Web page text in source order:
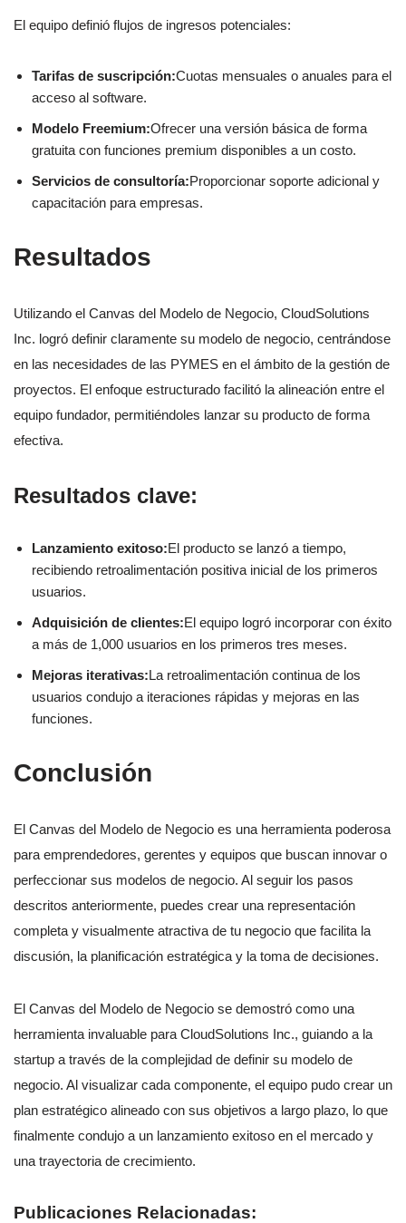
El equipo definió flujos de ingresos potenciales:
Tarifas de suscripción:Cuotas mensuales o anuales para el
acceso al software.
Modelo Freemium:Ofrecer una versión básica de forma
gratuita con funciones premium disponibles a un costo.
Servicios de consultoría:Proporcionar soporte adicional y
capacitación para empresas.
Resultados
Utilizando el Canvas del Modelo de Negocio, CloudSolutions
Inc. logró definir claramente su modelo de negocio, centrándose
en las necesidades de las PYMES en el ámbito de la gestión de
proyectos. El enfoque estructurado facilitó la alineación entre el
equipo fundador, permitiéndoles lanzar su producto de forma
efectiva.
Resultados clave:
Lanzamiento exitoso:El producto se lanzó a tiempo,
recibiendo retroalimentación positiva inicial de los primeros
usuarios.
Adquisición de clientes:El equipo logró incorporar con éxito
a más de 1,000 usuarios en los primeros tres meses.
Mejoras iterativas:La retroalimentación continua de los
usuarios condujo a iteraciones rápidas y mejoras en las
funciones.
Conclusión
El Canvas del Modelo de Negocio es una herramienta poderosa
para emprendedores, gerentes y equipos que buscan innovar o
perfeccionar sus modelos de negocio. Al seguir los pasos
descritos anteriormente, puedes crear una representación
completa y visualmente atractiva de tu negocio que facilita la
discusión, la planificación estratégica y la toma de decisiones.
El Canvas del Modelo de Negocio se demostró como una
herramienta invaluable para CloudSolutions Inc., guiando a la
startup a través de la complejidad de definir su modelo de
negocio. Al visualizar cada componente, el equipo pudo crear un
plan estratégico alineado con sus objetivos a largo plazo, lo que
finalmente condujo a un lanzamiento exitoso en el mercado y
una trayectoria de crecimiento.
Publicaciones Relacionadas: